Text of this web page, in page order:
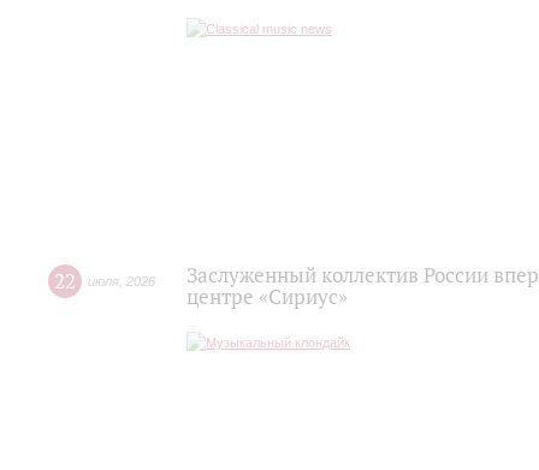
22 июля 2026
Заслуженный коллектив России
центре «Сириус»